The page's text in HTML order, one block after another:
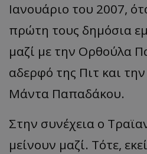
Ιανουάριο του 2007,
πρώτη τους δημόσια
μαζί με την Ορθούλα
αδερφό της Πιτ και
Μάντα Παπαδάκου.
Στην συνέχεια ο
μείνουν μαζί. Τότε,